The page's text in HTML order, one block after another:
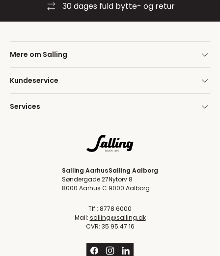
30 dages fuld bytte- og retur
Mere om Salling
Kundeservice
Services
Salling Aarhus
Søndergade 27
8000 Aarhus C
Salling Aalborg
Nytorv 8
9000 Aalborg
Tlf.: 8778 6000
Mail: salling@salling.dk
CVR: 35 95 47 16